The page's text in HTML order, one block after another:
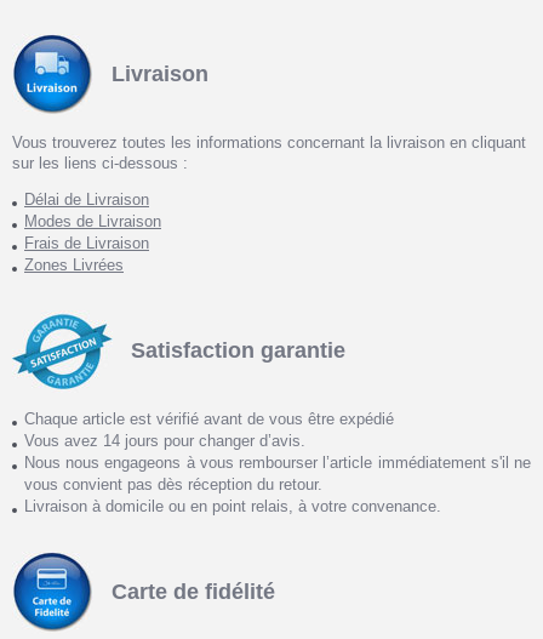
Livraison
Vous trouverez toutes les informations concernant la livraison en cliquant
sur les liens ci-dessous :
Délai de Livraison
Modes de Livraison
Frais de Livraison
Zones Livrées
Satisfaction garantie
Chaque article est vérifié avant de vous être expédié
Vous avez 14 jours pour changer d’avis.
Nous nous engageons à vous rembourser l’article immédiatement s'il ne
vous convient pas dès réception du retour.
Livraison à domicile ou en point relais, à votre convenance.
Carte de fidélité